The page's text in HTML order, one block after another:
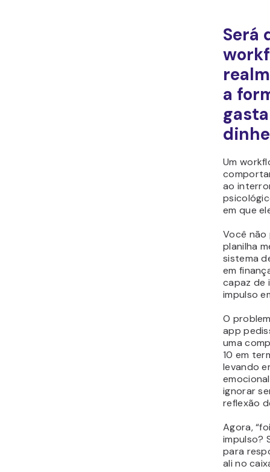
Será
a
Um
ao
em que
Você não
planilha
sistema
em
capaz de
impulso
O
app
uma
10 em
levando
ignorar
reflexão
Agora,
impulso?
para
ali no